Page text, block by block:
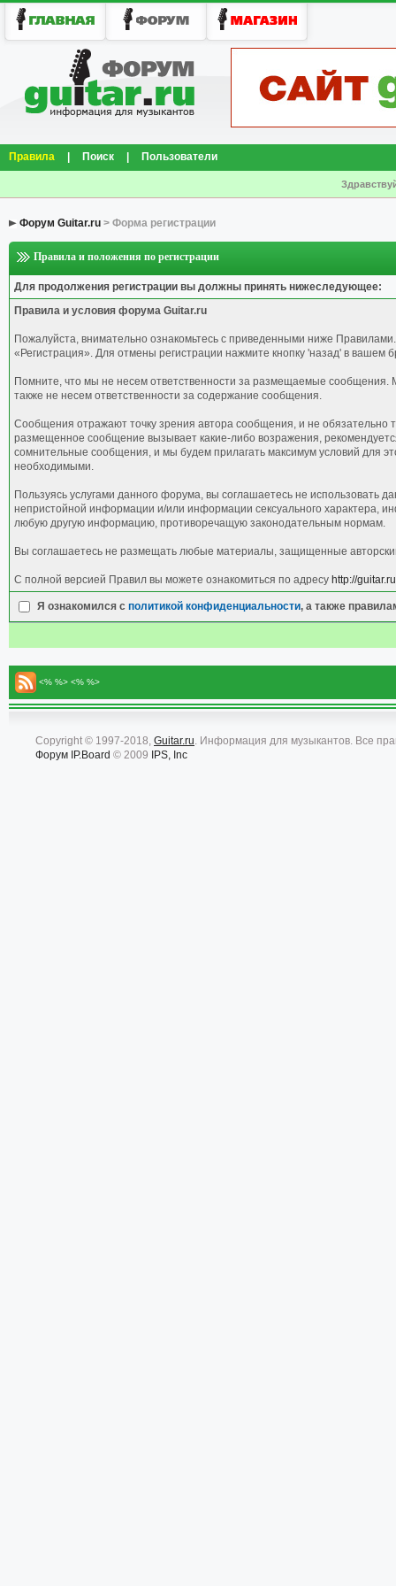
Правила Поиск Пользователи
Форум Guitar.ru > Форма регистрации
Правила и положения по регистрации
Для продолжения регистрации вы должны принять нижеследующее:
Правила и условия форума Guitar.ru
Пожалуйста, внимательно ознакомьтесь с приведенными ниже
«Регистрация». Для отмены регистрации нажмите кнопку 'назад' в вашем
Помните, что мы не несем ответственности за размещаемые
также не несем ответственности за содержание сообщения.
Сообщения отражают точку зрения автора сообщения, и не обязательно
размещенное сообщение вызывает какие-либо возражения,
сомнительные сообщения, и мы будем прилагать максимум условий для
необходимыми.
Пользуясь услугами данного форума, вы соглашаетесь не
непристойной информации и/или информации сексуального характера,
любую другую информацию, противоречащую законодательным нормам.
Вы соглашаетесь не размещать любые материалы, защищенные
С полной версией Правил вы можете ознакомиться по адресу http://
Я ознакомился с политикой конфиденциальности, а также
<% %> <% %>
Copyright © 1997-2018, Guitar.ru. Информация для музыкантов. Все
Форум IP.Board © 2009 IPS, Inc